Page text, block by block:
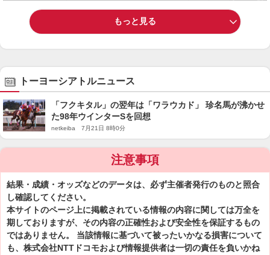
もっと見る
トーヨーシアトルニュース
「フクキタル」の翌年は「ワラウカド」 珍名馬が沸かせ
た98年ウインターSを回想
netkeiba 7月21日 8時0分
注意事項
結果・成績・オッズなどのデータは、必ず主催者発行のものと照合
し確認してください。
本サイトのページ上に掲載されている情報の内容に関しては万全を
期しておりますが、その内容の正確性および安全性を保証するもの
ではありません。 当該情報に基づいて被ったいかなる損害について
も、株式会社NTTドコモおよび情報提供者は一切の責任を負いかね